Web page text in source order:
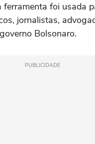
ferramenta foi usada
jornalistas,
Bolsonaro.
PUBLICIDADE